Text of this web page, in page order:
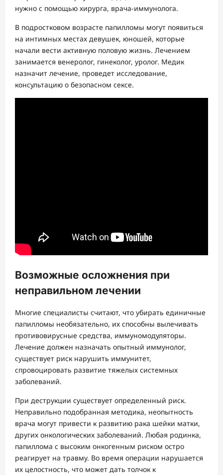
нужно с помощью хирурга, врача-иммунолога.
В подростковом возрасте папилломы могут появиться
на интимных местах девушек, юношей, которые
начали вести активную половую жизнь. Лечением
занимается венеролог, гинеколог, уролог. Медик
назначит лечение, проведет исследование,
консультацию о безопасном сексе.
Возможные осложнения при
неправильном лечении
Многие специалисты считают, что убирать единичные
папилломы необязательно, их способны вылечивать
противовирусные средства, иммуномодуляторы.
Лечение должен назначать опытный иммунолог,
существует риск нарушить иммунитет,
спровоцировать развитие тяжелых системных
заболеваний.
При деструкции существует определенный риск.
Неправильно подобранная методика, неопытность
врача могут привести к развитию рака шейки матки,
других онкологических заболеваний. Любая родинка,
папиллома с высоким онкогенным риском остро
реагирует на травму. Во время операции нарушается
их целостность, что может дать толчок к